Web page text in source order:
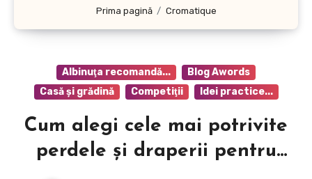
Prima pagină Cromatique
Albinuţa recomandă...
Blog Awords
Casă şi grădină
Competiţii Idei practice...
Cum alegi cele mai potrivite
perdele şi draperii pentru